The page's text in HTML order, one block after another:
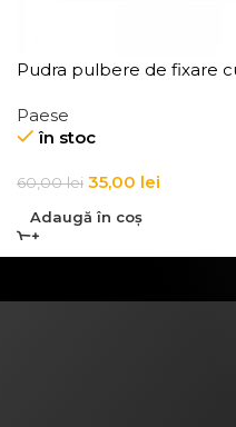
Pudra pulbere de fixare
8g
Paese
în stoc
60,00lei 35,00 lei
Adaugă în coș